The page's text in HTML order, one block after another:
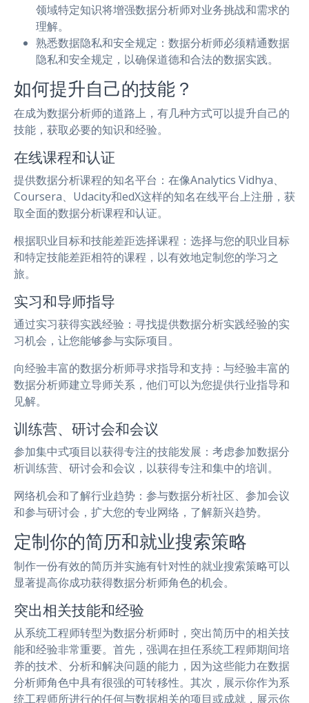
领域特定知识将增强数据分析师对业务挑战和需求的
理解。
熟悉数据隐私和安全规定：数据分析师必须精通数据
隐私和安全规定，以确保道德和合法的数据实践。
如何提升自己的技能？
在成为数据分析师的道路上，有几种方式可以提升自己的
技能，获取必要的知识和经验。
在线课程和认证
提供数据分析课程的知名平台：在像Analytics Vidhya、
Coursera、Udacity和edX这样的知名在线平台上注册，获
取全面的数据分析课程和认证。
根据职业目标和技能差距选择课程：选择与您的职业目标
和特定技能差距相符的课程，以有效地定制您的学习之
旅。
实习和导师指导
通过实习获得实践经验：寻找提供数据分析实践经验的实
习机会，让您能够参与实际项目。
向经验丰富的数据分析师寻求指导和支持：与经验丰富的
数据分析师建立导师关系，他们可以为您提供行业指导和
见解。
训练营、研讨会和会议
参加集中式项目以获得专注的技能发展：考虑参加数据分
析训练营、研讨会和会议，以获得专注和集中的培训。
网络机会和了解行业趋势：参与数据分析社区、参加会议
和参与研讨会，扩大您的专业网络，了解新兴趋势。
定制你的简历和就业搜索策略
制作一份有效的简历并实施有针对性的就业搜索策略可以
显著提高你成功获得数据分析师角色的机会。
突出相关技能和经验
从系统工程师转型为数据分析师时，突出简历中的相关技
能和经验非常重要。首先，强调在担任系统工程师期间培
养的技术、分析和解决问题的能力，因为这些能力在数据
分析师角色中具有很强的可转移性。其次，展示你作为系
统工程师所进行的任何与数据相关的项目或成就，展示你